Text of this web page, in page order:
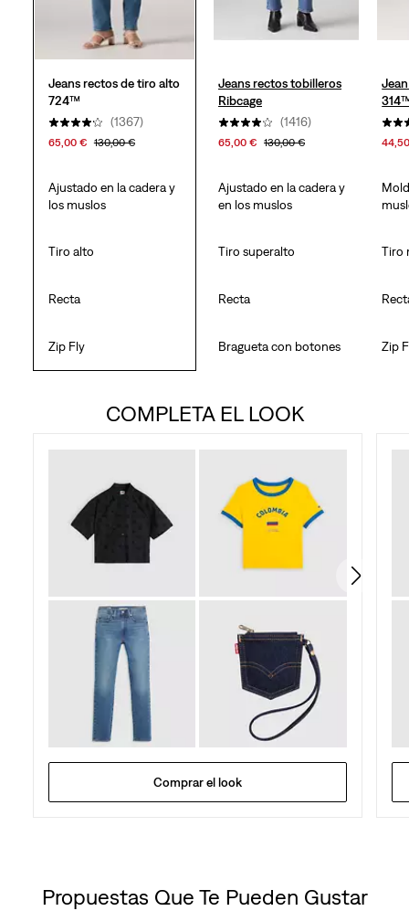
Jeans rectos de tiro alto
724™
(1367)
65,00 € 130,00 €
Jeans rectos tobilleros
Ribcage
(1416)
65,00 € 130,00 €
Ajustado en la cadera y
los muslos
Ajustado en la cadera y
en los muslos
Tiro alto Tiro superalto Tiro
Recta Recta
Zip Fly Bragueta con botones Zip
COMPLETA EL LOOK
Comprar el look
Propuestas Que Te Pueden Gustar